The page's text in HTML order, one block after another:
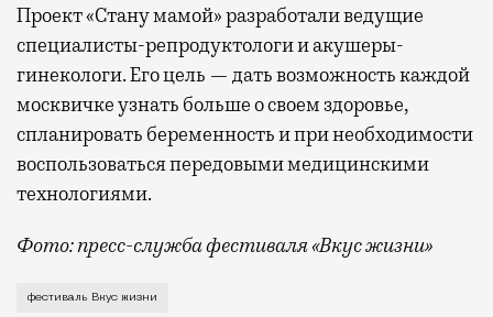
Проект «Стану мамой» разработали ведущие
специалисты-репродуктологи и акушеры-
гинекологи. Его цель — дать возможность каждой
москвичке узнать больше о своем здоровье,
спланировать беременность и при необходимости
воспользоваться передовыми медицинскими
технологиями.
Фото: пресс-служба фестиваля «Вкус жизни»
Фестиваль «Вкус жизни», приуроченный к
фестиваль Вкус жизни